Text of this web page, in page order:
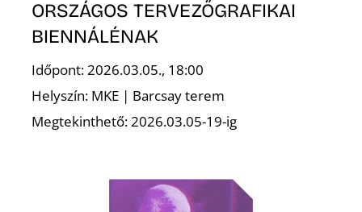
ORSZÁGOS TERVEZŐGRAFIKAI
BIENNÁLÉNAK
Időpont: 2026.03.05., 18:00
Helyszín: MKE | Barcsay terem
Megtekinthető: 2026.03.05-19-ig